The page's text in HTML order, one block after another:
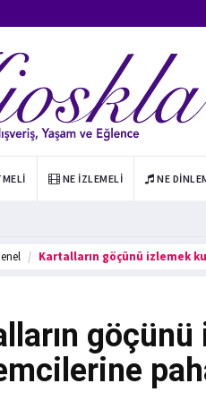
NE İZLEMELI NE
Kartalların göçünü izlemek